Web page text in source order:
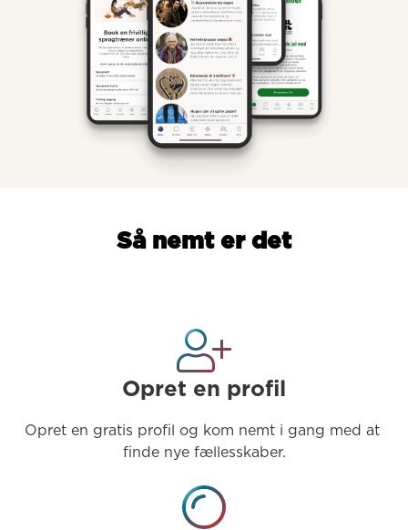
Så nemt er det
Opret en profil
Opret en gratis profil og kom nemt i gang med at
finde nye fællesskaber.